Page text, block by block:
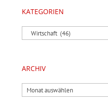
KATEGORIEN
Kategorien
ARCHIV
Archiv